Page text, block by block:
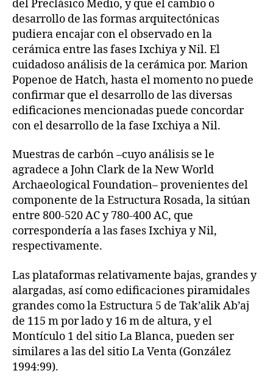
del Preclásico Medio, y que el cambio o
desarrollo de las formas arquitectónicas
pudiera encajar con el observado en la
cerámica entre las fases Ixchiya y Nil. El
cuidadoso análisis de la cerámica por. Marion
Popenoe de Hatch, hasta el momento no puede
confirmar que el desarrollo de las diversas
edificaciones mencionadas puede concordar
con el desarrollo de la fase Ixchiya a Nil.
Muestras de carbón –cuyo análisis se le
agradece a John Clark de la New World
Archaeological Foundation– provenientes del
componente de la Estructura Rosada, la sitúan
entre 800-520 AC y 780-400 AC, que
correspondería a las fases Ixchiya y Nil,
respectivamente.
Las plataformas relativamente bajas, grandes y
alargadas, así como edificaciones piramidales
grandes como la Estructura 5 de Tak’alik Ab’aj
de 115 m por lado y 16 m de altura, y el
Montículo 1 del sitio La Blanca, pueden ser
similares a las del sitio La Venta (González
1994:99).